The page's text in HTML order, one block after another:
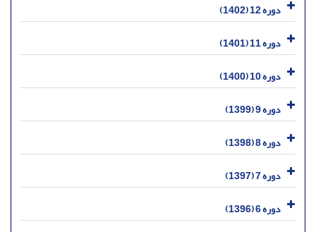
دوره 12 (1402)
دوره 11 (1401)
دوره 10 (1400)
دوره 9 (1399)
دوره 8 (1398)
دوره 7 (1397)
دوره 6 (1396)